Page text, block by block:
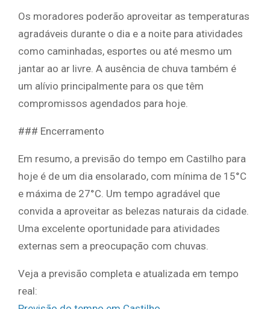
Os moradores poderão aproveitar as temperaturas
agradáveis durante o dia e a noite para atividades
como caminhadas, esportes ou até mesmo um
jantar ao ar livre. A ausência de chuva também é
um alívio principalmente para os que têm
compromissos agendados para hoje.
### Encerramento
Em resumo, a previsão do tempo em Castilho para
hoje é de um dia ensolarado, com mínima de 15°C
e máxima de 27°C. Um tempo agradável que
convida a aproveitar as belezas naturais da cidade.
Uma excelente oportunidade para atividades
externas sem a preocupação com chuvas.
Veja a previsão completa e atualizada em tempo
real: